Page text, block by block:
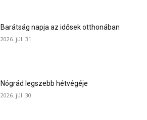
Barátság napja az idősek otthonában
2026. júl. 31.
Nógrád legszebb hétvégéje
2026. júl. 30.